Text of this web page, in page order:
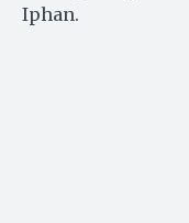
Iphan.